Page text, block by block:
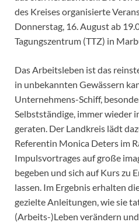
des Kreises organisierte
Donnerstag, 16. August ab
Tagungszentrum (TTZ) in
Das Arbeitsleben ist das
in unbekannten Gewässern
Unternehmens-Schiff,
Selbstständige, immer wieder
geraten. Der Landkreis lädt
Referentin Monica Deters im
Impulsvortrages auf große
begeben und sich auf Kurs zu
lassen. Im Ergebnis erhalten
gezielte Anleitungen, wie sie
(Arbeits-)Leben verändern und